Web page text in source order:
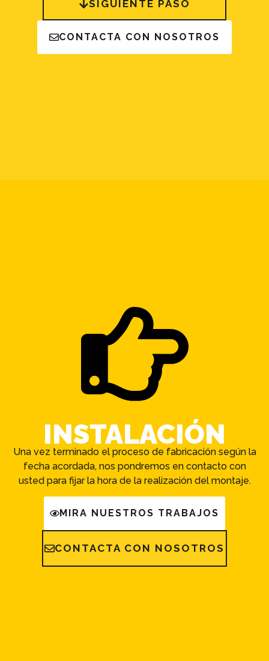
SIGUIENTE PASO
CONTACTA CON NOSOTROS
INSTALACIÓN
Una vez terminado el proceso de fabricación según la
fecha acordada, nos pondremos en contacto con
usted para fijar la hora de la realización del montaje.
MIRA NUESTROS TRABAJOS
CONTACTA CON NOSOTROS